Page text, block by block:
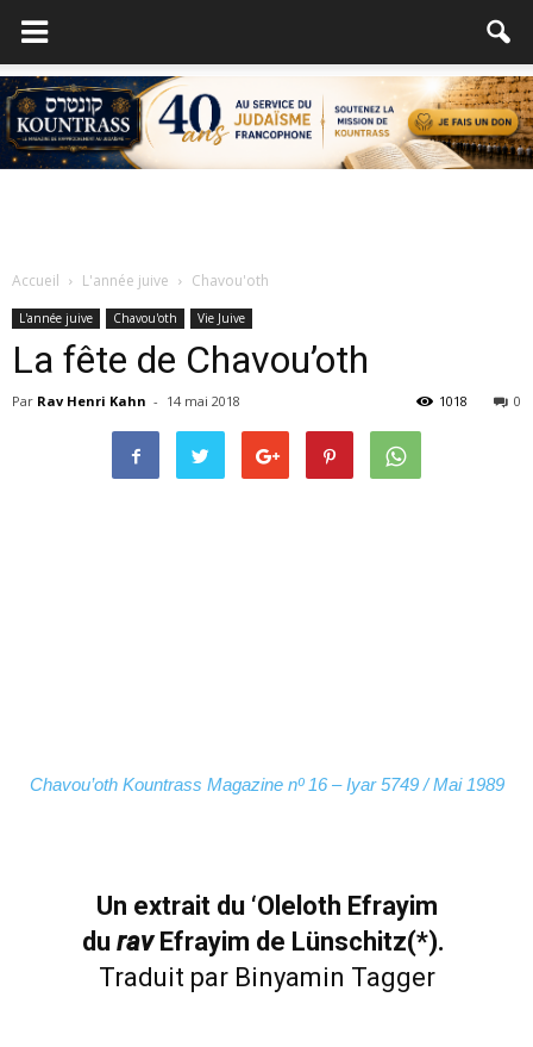
Accueil L'année juive Chavou'oth
L'année juive Chavou'oth Vie Juive
La fête de Chavou’oth
Par Rav Henri Kahn - 14 mai 2018 0
1018
Chavou’oth Kountrass Magazine nº 16 – Iyar 5749 / Mai 1989
Un extrait du ‘Oleloth Efrayim
du ravEfrayim de Lünschitz(*).
Traduit par Binyamin Tagger